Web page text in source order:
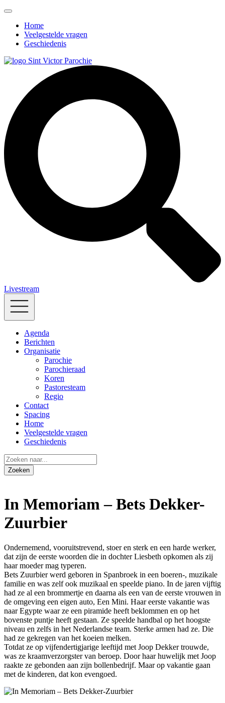
Home
Veelgestelde vragen
Geschiedenis
Livestream
Agenda
Berichten
Organisatie
Parochie
Parochieraad
Koren
Pastoresteam
Regio
Contact
Spacing
Home
Veelgestelde vragen
Geschiedenis
In Memoriam – Bets Dekker-
Zuurbier
Ondernemend, vooruitstrevend, stoer en sterk en een harde werker,
dat zijn de eerste woorden die in dochter Liesbeth opkomen als zij
haar moeder mag typeren.
Bets Zuurbier werd geboren in Spanbroek in een boeren-, muzikale
familie en was zelf ook muzikaal en speelde piano. In de jaren vijftig
had ze al een brommertje en daarna als een van de eerste vrouwen in
de omgeving een eigen auto, Een Mini. Haar eerste vakantie was
naar Egypte waar ze een piramide heeft beklommen en op het
bovenste puntje heeft gestaan. Ze speelde handbal op het hoogste
niveau en zelfs in het Nederlandse team. Sterke armen had ze. Die
had ze gekregen van het koeien melken.
Totdat ze op vijfendertigjarige leeftijd met Joop Dekker trouwde,
was ze kraamverzorgster van beroep. Door haar huwelijk met Joop
raakte ze gebonden aan zijn bollenbedrijf. Maar op vakantie gaan
met de kinderen, dat kon evengoed.